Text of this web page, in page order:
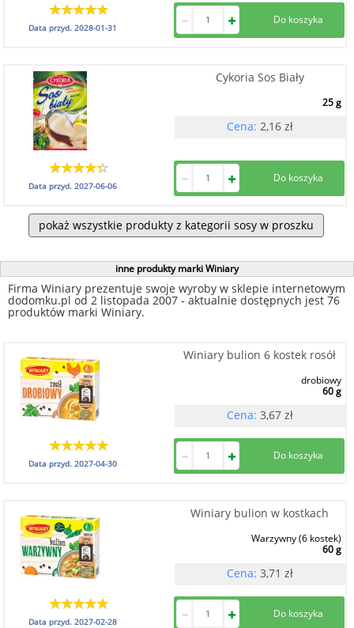
Data przyd.2028-01-31
Cykoria Sos Biały
25 g
Cena: 2,16 zł
Data przyd.2027-06-06
pokaż wszystkie produkty z kategorii sosy w proszku
inne produkty marki Winiary
Firma Winiary prezentuje swoje wyroby w sklepie internetowym
dodomku.pl od 2 listopada 2007 - aktualnie dostępnych jest 76
produktów marki Winiary.
Winiary bulion 6 kostek rosół
drobiowy
60 g
Cena: 3,67 zł
Data przyd.2027-04-30
Winiary bulion w kostkach
Warzywny (6 kostek)
60 g
Cena: 3,71 zł
Data przyd.2027-02-28